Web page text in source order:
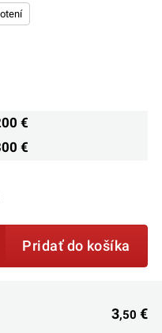
€
€
Pridať do košíka
3,50 €